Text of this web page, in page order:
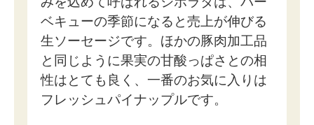
ベキューの季節になると売上が伸びる
生ソーセージです。ほかの豚肉加工品
と同じように果実の甘酸っぱさとの相
性はとても良く、一番のお気に入りは
フレッシュパイナップルです。